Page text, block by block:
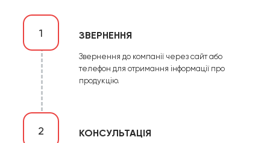
1 ЗВЕРНЕННЯ
Звернення до компанії через сайт або
телефон для отримання інформації про
продукцію.
2 КОНСУЛЬТАЦІЯ